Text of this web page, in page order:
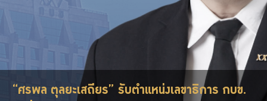
“ศรพล ตุลยะเสถียร” รับตำแหน่งเลขาธิการ กบข.